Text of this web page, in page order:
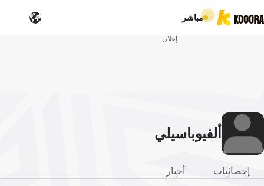
مباشر
إعلان
ألفيوباسيلي
إحصائيات أخبار